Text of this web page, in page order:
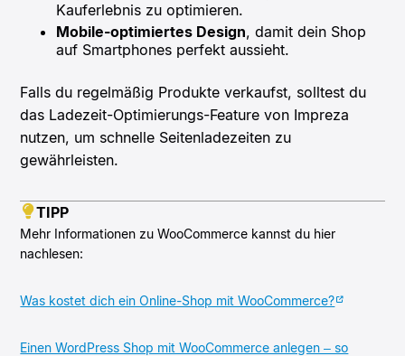
Kauferlebnis zu optimieren.
Mobile-optimiertes Design, damit dein Shop
auf Smartphones perfekt aussieht.
Falls du regelmäßig Produkte verkaufst, solltest du
das Ladezeit-Optimierungs-Feature von Impreza
nutzen, um schnelle Seitenladezeiten zu
gewährleisten.
TIPP
Mehr Informationen zu WooCommerce kannst du hier
nachlesen:
Was kostet dich ein Online-Shop mit WooCommerce?
Einen WordPress Shop mit WooCommerce anlegen – so